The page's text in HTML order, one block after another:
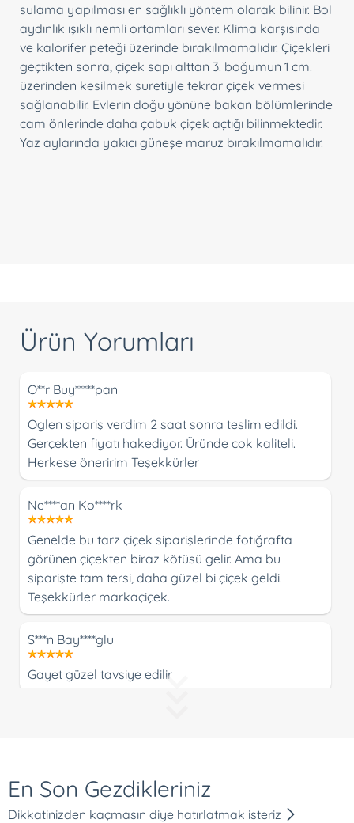
sulama yapılması en sağlıklı yöntem olarak bilinir. Bol
aydınlık ışıklı nemli ortamları sever. Klima karşısında
ve kalorifer peteği üzerinde bırakılmamalıdır. Çiçekleri
geçtikten sonra, çiçek sapı alttan 3. boğumun 1 cm.
üzerinden kesilmek suretiyle tekrar çiçek vermesi
sağlanabilir. Evlerin doğu yönüne bakan bölümlerinde
cam önlerinde daha çabuk çiçek açtığı bilinmektedir.
Yaz aylarında yakıcı güneşe maruz bırakılmamalıdır.
Ürün Yorumları
O**r Buy*****pan
Oglen sipariş verdim 2 saat sonra teslim edildi.
Gerçekten fiyatı hakediyor. Üründe cok kaliteli.
Herkese öneririm Teşekkürler
Ne****an Ko****rk
Genelde bu tarz çiçek siparişlerinde fotığrafta
görünen çiçekten biraz kötüsü gelir. Ama bu
siparişte tam tersi, daha güzel bi çiçek geldi.
Teşekkürler markaçiçek.
S***n Bay****glu
Gayet güzel tavsiye edilir
Du*****li Bi**ci
En Son Gezdikleriniz
Dikkatinizden kaçmasın diye hatırlatmak isteriz